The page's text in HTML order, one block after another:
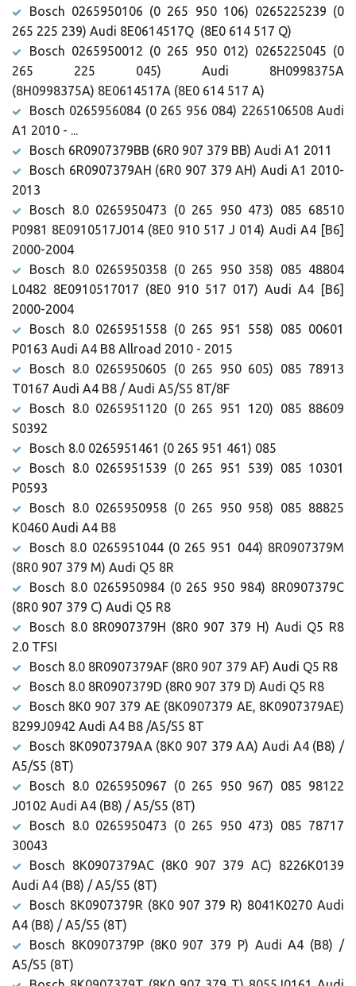
Bosch 0265950106 (0 265 950 106) 0265225239 (0
265 225 239) Audi 8E0614517Q (8E0 614 517 Q)
Bosch 0265950012 (0 265 950 012) 0265225045 (0
265 225 045) Audi 8H0998375A
(8H0998375A) 8E0614517A (8E0 614 517 A)
Bosch 0265956084 (0 265 956 084) 2265106508 Audi
A1 2010 - ...
Bosch 6R0907379BB (6R0 907 379 BB) Audi A1 2011
Bosch 6R0907379AH (6R0 907 379 AH) Audi A1 2010-
2013
Bosch 8.0 0265950473 (0 265 950 473) 085 68510
P0981 8E0910517J014 (8E0 910 517 J 014) Audi A4 [B6]
2000-2004
Bosch 8.0 0265950358 (0 265 950 358) 085 48804
L0482 8E0910517017 (8E0 910 517 017) Audi A4 [B6]
2000-2004
Bosch 8.0 0265951558 (0 265 951 558) 085 00601
P0163 Audi A4 B8 Allroad 2010 - 2015
Bosch 8.0 0265950605 (0 265 950 605) 085 78913
T0167 Audi A4 B8 / Audi A5/S5 8T/8F
Bosch 8.0 0265951120 (0 265 951 120) 085 88609
S0392
Bosch 8.0 0265951461 (0 265 951 461) 085
Bosch 8.0 0265951539 (0 265 951 539) 085 10301
P0593
Bosch 8.0 0265950958 (0 265 950 958) 085 88825
K0460 Audi A4 B8
Bosch 8.0 0265951044 (0 265 951 044) 8R0907379M
(8R0 907 379 M) Audi Q5 8R
Bosch 8.0 0265950984 (0 265 950 984) 8R0907379C
(8R0 907 379 C) Audi Q5 R8
Bosch 8.0 8R0907379H (8R0 907 379 H) Audi Q5 R8
2.0 TFSI
Bosch 8.0 8R0907379AF (8R0 907 379 AF) Audi Q5 R8
Bosch 8.0 8R0907379D (8R0 907 379 D) Audi Q5 R8
Bosch 8K0 907 379 AE (8K0907379 AE, 8K0907379AE)
8299J0942 Audi A4 B8 /A5/S5 8T
Bosch 8K0907379AA (8K0 907 379 AA) Audi A4 (B8) /
A5/S5 (8T)
Bosch 8.0 0265950967 (0 265 950 967) 085 98122
J0102 Audi A4 (B8) / A5/S5 (8T)
Bosch 8.0 0265950473 (0 265 950 473) 085 78717
30043
Bosch 8K0907379AC (8K0 907 379 AC) 8226K0139
Audi A4 (B8) / A5/S5 (8T)
Bosch 8K0907379R (8K0 907 379 R) 8041K0270 Audi
A4 (B8) / A5/S5 (8T)
Bosch 8K0907379P (8K0 907 379 P) Audi A4 (B8) /
A5/S5 (8T)